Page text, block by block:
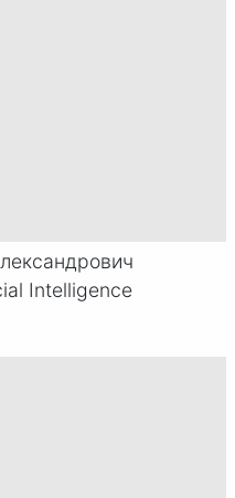
Intelligence